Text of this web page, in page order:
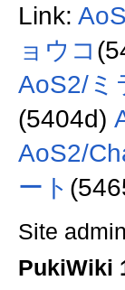
Link:
ョウコ
AoS2/ミ
(5404d)
AoS2/
ート
Site
PukiWiki